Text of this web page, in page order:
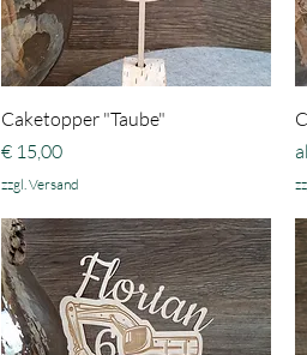
Schnellansicht
Caketopper "Taube"
Preis
€ 15,00
zzgl. Versand